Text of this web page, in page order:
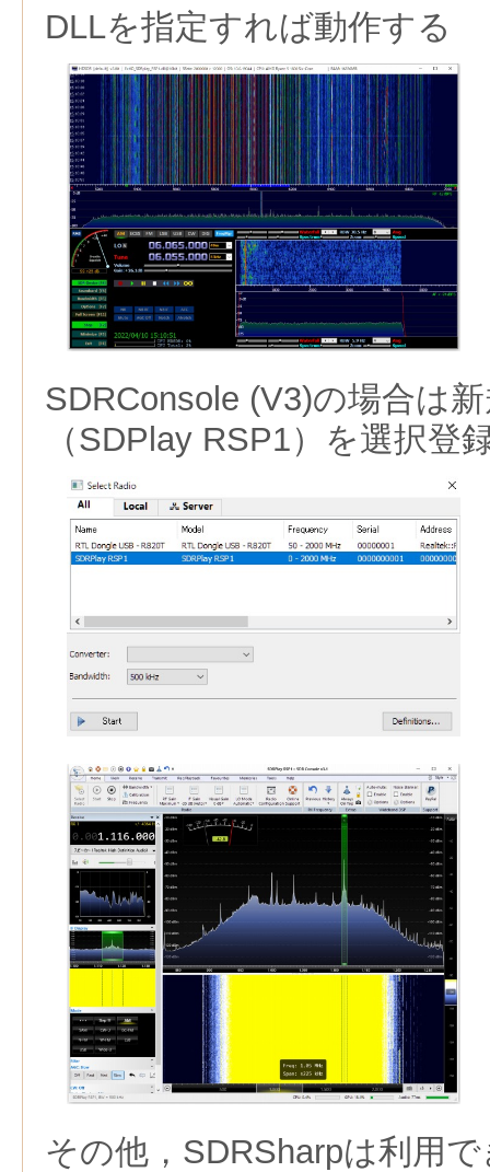
DLLを指定すれば動作する
SDRConsole (V3)の場合は
（SDPlay RSP1）を選択登
その他，SDRSharpは利用